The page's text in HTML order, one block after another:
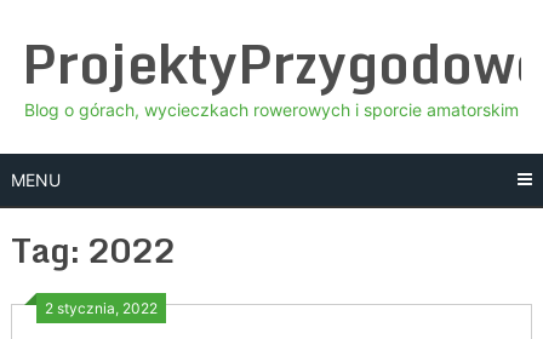
content
Blog o górach, wycieczkach rowerowych i sporcie amatorskim
MENU
Tag: 2022
2 stycznia, 2022